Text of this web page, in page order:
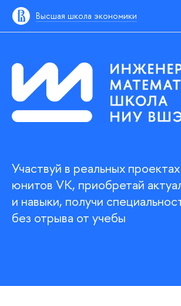
Высшая школа экономики
Участвуй в реальных
юнитов VK, приобретай
и навыки, получи
без отрыва от учебы